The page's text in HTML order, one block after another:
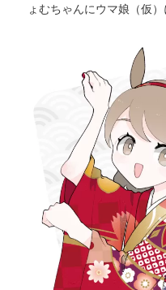
ょむちゃんにウマ娘（仮